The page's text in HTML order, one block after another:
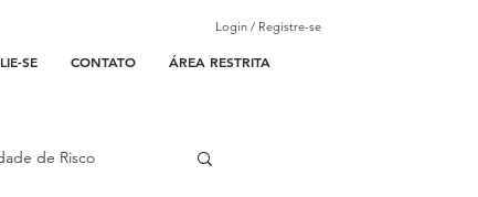
SE CONTATO ÁREA RESTRITA
Login / Registre-se
de Risco